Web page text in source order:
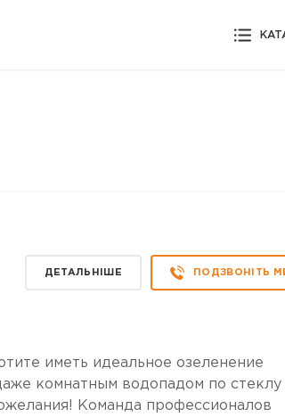
ДЕТАЛЬНІШЕ ПОДЗВОНІТЬ
иметь идеальное озеленение
комнатным водопадом по стеклу
Команда профессионалов